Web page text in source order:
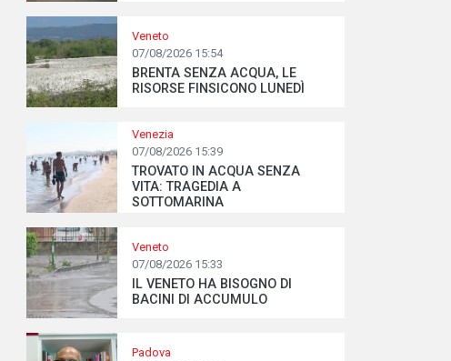
Veneto
07/08/2026 15:54
BRENTA SENZA ACQUA, LE
RISORSE FINSICONO LUNEDÌ
Venezia
07/08/2026 15:39
TROVATO IN ACQUA SENZA
VITA: TRAGEDIA A
SOTTOMARINA
Veneto
07/08/2026 15:33
IL VENETO HA BISOGNO DI
BACINI DI ACCUMULO
Padova